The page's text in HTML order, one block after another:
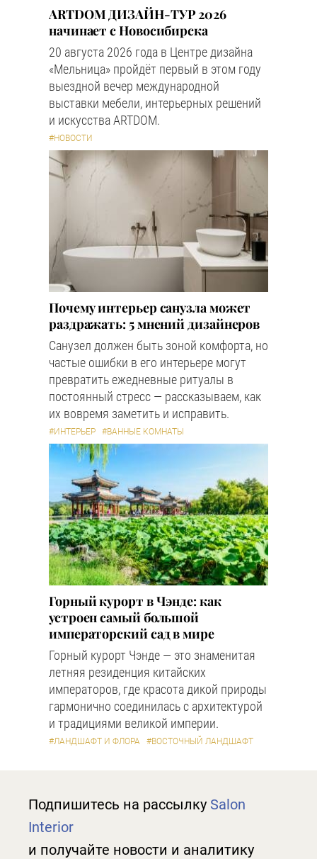
ARTDOM ДИЗАЙН-ТУР 2026
начинает с Новосибирска
20 августа 2026 года в Центре дизайна
«Мельница» пройдёт первый в этом году
выездной вечер международной
выставки мебели, интерьерных решений
и искусства ARTDOM.
#НОВОСТИ
Почему интерьер санузла может
раздражать: 5 мнений дизайнеров
Санузел должен быть зоной комфорта, но
частые ошибки в его интерьере могут
превратить ежедневные ритуалы в
постоянный стресс — рассказываем, как
их вовремя заметить и исправить.
#ИНТЕРЬЕР #ВАННЫЕ КОМНАТЫ
Горный курорт в Чэнде: как
устроен самый большой
императорский сад в мире
Горный курорт Чэнде — это знаменитая
летняя резиденция китайских
императоров, где красота дикой природы
гармонично соединилась с архитектурой
и традициями великой империи.
#ЛАНДШАФТ И ФЛОРА #ВОСТОЧНЫЙ ЛАНДШАФТ
Подпишитесь на рассылку Salon
Interior
и получайте новости и аналитику